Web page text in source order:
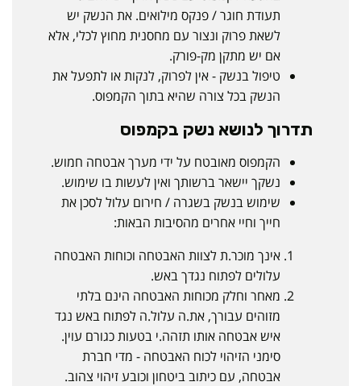
תעודת חוגר / פנקס מילואים. את הנשק יש
לשאת פרוק ונצור עם מחסנית מחוץ לכלי, אלא
אם יש מתקן מק-פורק.
טיפול בנשק - אין לפרוק, לנקות או לתפעל את
הנשק בכל צורה שהיא בתוך הקמפוס.
תדרוך לנושא נשק בקמפוס
הקמפוס מאובטח על ידי מערך אבטחה חמוש.
נשקך יישאר ברשותך ואין לעשות בו שימוש.
שימוש בנשק בשגרה / חירום עלול לסכן את
חייך וחיי אחרים מהסיבות הבאות:
אינך מוכר.ת לצוות האבטחה וכוחות האבטחה
עלולים לפתוח נגדך באש.
מאחר וחלק מכוחות האבטחה הינם בלתי
מזוהים עבורך, את.ה עלול.ה לפתוח באש נגד
איש אבטחה אותו תזהה.י בטעות כגורם עוין.
סימני הזיהוי לכוח האבטחה - מדי חברת
אבטחה, עם כיתוב ביטחון וכובע זיהוי צהוב.